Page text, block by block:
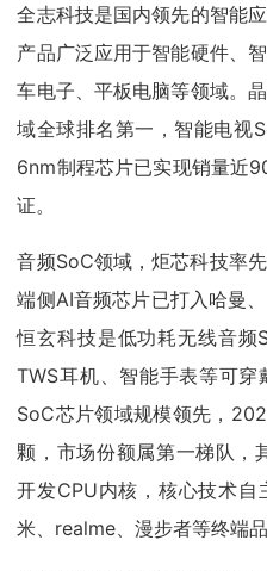
全志科技是国内领先的智能
产品广泛应用于智能硬件、
车电子、平板电脑等领域。
域全球排名第一，智能电视
6nm制程芯片已实现销量近
证。
音频SoC领域，炬芯科技率
端侧AI音频芯片已打入哈曼
恒玄科技是低功耗无线音
TWS耳机、智能手表等可
SoC芯片领域规模领先，
颗，市场份额属第一梯队，
开发CPU内核，核心技术
米、realme、漫步者等终端品